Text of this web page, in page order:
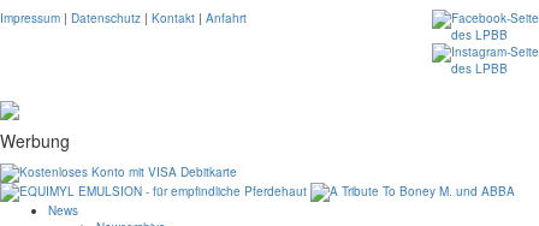
Impressum | Datenschutz | Kontakt | Anfahrt
Werbung
News